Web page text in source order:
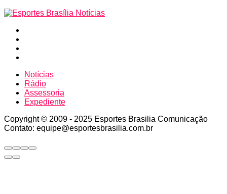
Notícias
Rádio
Assessoria
Expediente
Copyright © 2009 - 2025 Esportes Brasilia Comunicação
Contato: equipe@esportesbrasilia.com.br